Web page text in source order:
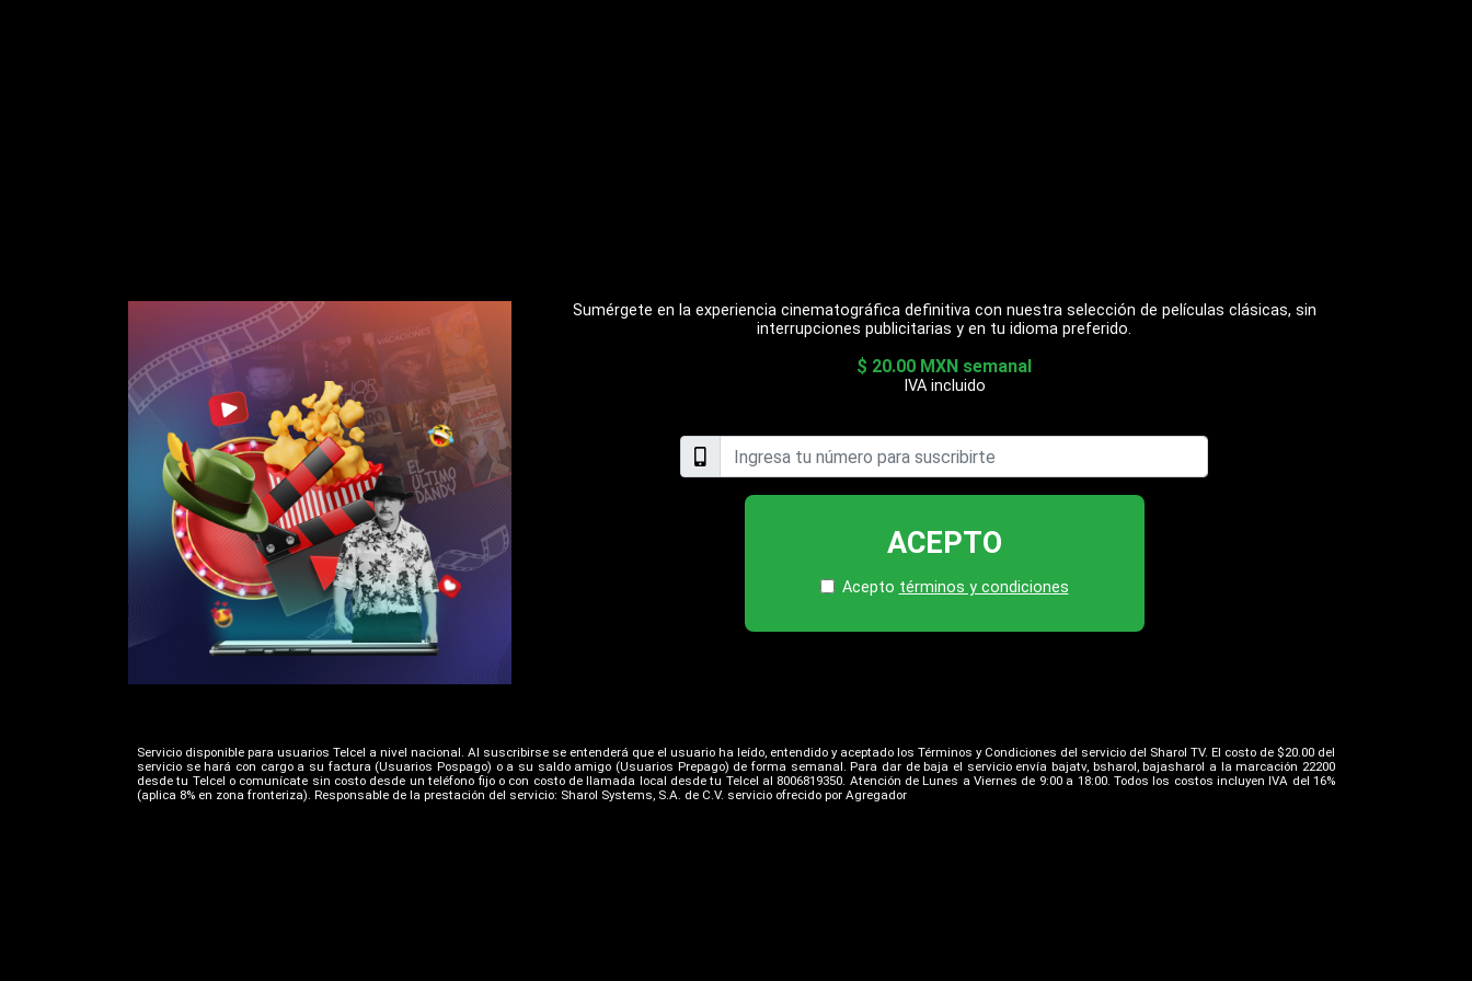
Sumérgete en la experiencia cinematográfica definitiva con nuestra selección de películas clásicas, sin
interrupciones publicitarias y en tu idioma preferido.
$ 20.00 MXN semanal
IVA incluido
ACEPTO
Acepto términos y condiciones
Servicio disponible para usuarios Telcel a nivel nacional. Al suscribirse se entenderá que el usuario ha leído, entendido y aceptado los Términos y Condiciones del servicio del Sharol TV. El costo de $20.00 del
servicio se hará con cargo a su factura (Usuarios Pospago) o a su saldo amigo (Usuarios Prepago) de forma semanal. Para dar de baja el servicio envía bajatv, bsharol, bajasharol a la marcación 22200
desde tu Telcel o comunícate sin costo desde un teléfono fijo o con costo de llamada local desde tu Telcel al 8006819350. Atención de Lunes a Viernes de 9:00 a 18:00. Todos los costos incluyen IVA del 16%
(aplica 8% en zona fronteriza). Responsable de la prestación del servicio: Sharol Systems, S.A. de C.V. servicio ofrecido por Agregador